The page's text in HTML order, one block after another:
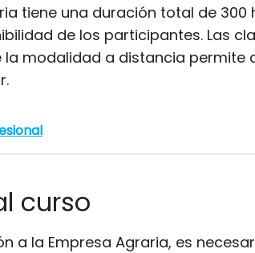
tiene una duración total de
de los participantes. Las
modalidad a distancia
curso
a la Empresa Agraria, es